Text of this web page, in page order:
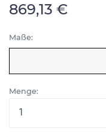
869,13 €
Maße:
Menge: